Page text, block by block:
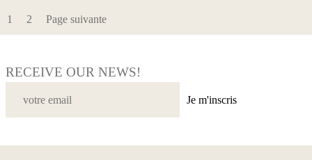
1 2 Page suivante
RECEIVE OUR NEWS!
Je m'inscris